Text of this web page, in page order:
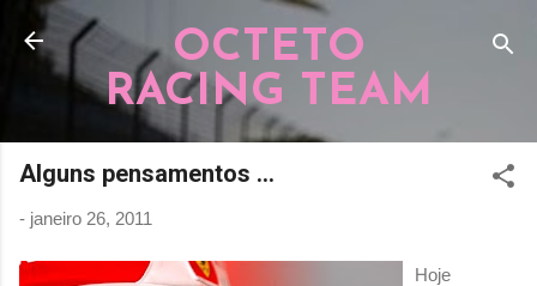
Pular para o conteúdo principal
OCTETO
RACING TEAM
Alguns pensamentos ...
- janeiro 26, 2011
Hoje